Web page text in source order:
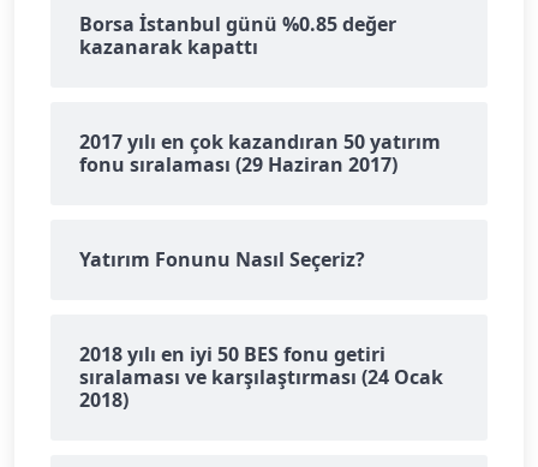
Borsa İstanbul günü %0.85 değer
kazanarak kapattı
2017 yılı en çok kazandıran 50 yatırım
fonu sıralaması (29 Haziran 2017)
Yatırım Fonunu Nasıl Seçeriz?
2018 yılı en iyi 50 BES fonu getiri
sıralaması ve karşılaştırması (24 Ocak
2018)